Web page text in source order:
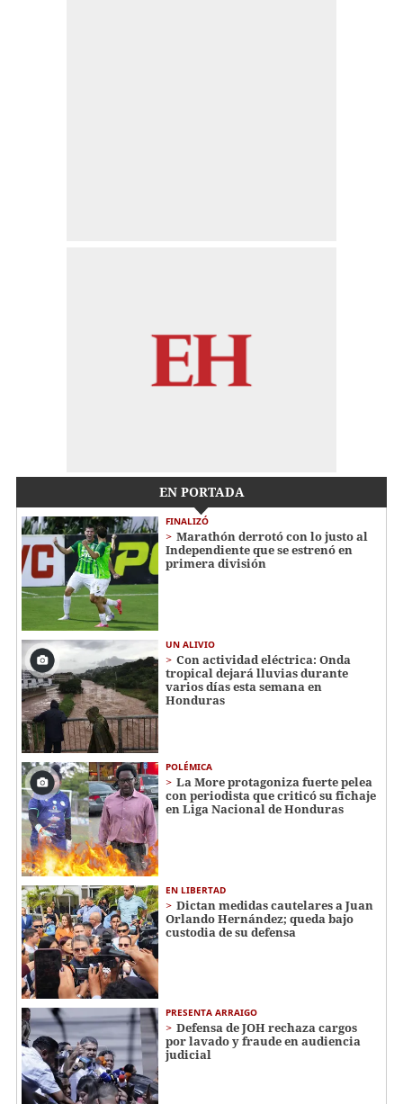
EN PORTADA
FINALIZÓ
Marathón derrotó con lo justo al
Independiente que se estrenó en
primera división
UN ALIVIO
Con actividad eléctrica: Onda
tropical dejará lluvias durante
varios días esta semana en
Honduras
POLÉMICA
La More protagoniza fuerte pelea
con periodista que criticó su fichaje
en Liga Nacional de Honduras
EN LIBERTAD
Dictan medidas cautelares a Juan
Orlando Hernández; queda bajo
custodia de su defensa
PRESENTA ARRAIGO
Defensa de JOH rechaza cargos
por lavado y fraude en audiencia
judicial